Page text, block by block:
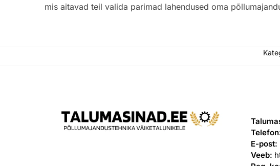
mis aitavad teil valida parimad lahendused oma
E-post:
Veeb: